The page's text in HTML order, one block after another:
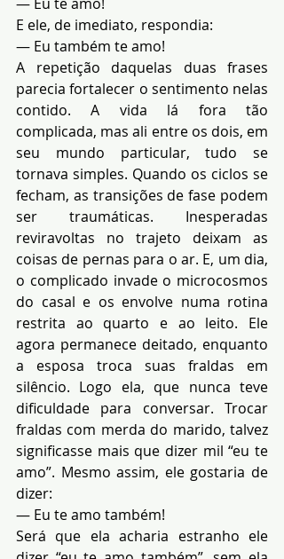
E ele, de imediato, respondia:
— Eu também te amo!
A repetição daquelas duas frases
parecia fortalecer o sentimento nelas
contido. A vida lá fora tão
complicada, mas ali entre os dois, em
seu mundo particular, tudo se
tornava simples. Quando os ciclos se
fecham, as transições de fase podem
ser traumáticas. Inesperadas
reviravoltas no trajeto deixam as
coisas de pernas para o ar. E, um dia,
o complicado invade o microcosmos
do casal e os envolve numa rotina
restrita ao quarto e ao leito. Ele
agora permanece deitado, enquanto
a esposa troca suas fraldas em
silêncio. Logo ela, que nunca teve
dificuldade para conversar. Trocar
fraldas com merda do marido, talvez
significasse mais que dizer mil “eu te
amo”. Mesmo assim, ele gostaria de
dizer:
— Eu te amo também!
Será que ela acharia estranho ele